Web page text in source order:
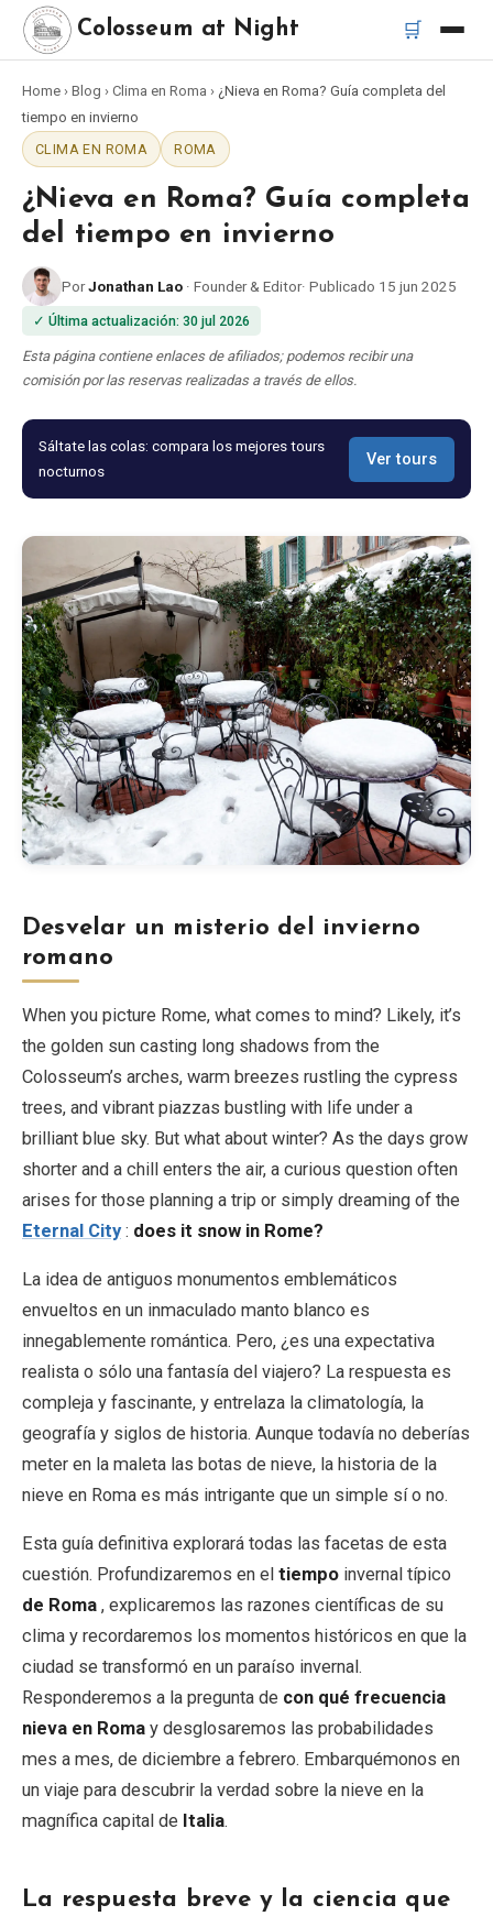
Colosseum at Night 🛒
Inicio
Mejores tours
Mejores tours nocturnos del Coliseo
Mejores tours en Roma
Bus turístico Roma
Catacumbas de Roma
Blog
Tienda
Todos los recuerdos
Posters
T-Shirts
Fridge Magnets
EN DE ES FR IT
Home › Blog › Clima en Roma › ¿Nieva en Roma? Guía completa del
tiempo en invierno
CLIMA EN ROMA
ROMA
¿Nieva en Roma? Guía completa
del tiempo en invierno
PorJonathan Lao · Founder & Editor· Publicado 15 jun 2025
✓ Última actualización: 30 jul 2026
Esta página contiene enlaces de afiliados; podemos recibir una
comisión por las reservas realizadas a través de ellos.
Sáltate las colas: compara los mejores tours
nocturnos
Ver tours
Desvelar un misterio del invierno
romano
When you picture Rome, what comes to mind? Likely, it’s
the golden sun casting long shadows from the
Colosseum’s arches, warm breezes rustling the cypress
trees, and vibrant piazzas bustling with life under a
brilliant blue sky. But what about winter? As the days grow
shorter and a chill enters the air, a curious question often
arises for those planning a trip or simply dreaming of the
Eternal City: does it snow in Rome?
La idea de antiguos monumentos emblemáticos
envueltos en un inmaculado manto blanco es
innegablemente romántica. Pero, ¿es una expectativa
realista o sólo una fantasía del viajero? La respuesta es
compleja y fascinante, y entrelaza la climatología, la
geografía y siglos de historia. Aunque todavía no deberías
meter en la maleta las botas de nieve, la historia de la
nieve en Roma es más intrigante que un simple sí o no.
Esta guía definitiva explorará todas las facetas de esta
cuestión. Profundizaremos en el tiempo invernal típico
de Roma , explicaremos las razones científicas de su
clima y recordaremos los momentos históricos en que la
ciudad se transformó en un paraíso invernal.
Responderemos a la pregunta de con qué frecuencia
nieva en Roma y desglosaremos las probabilidades
mes a mes, de diciembre a febrero. Embarquémonos en
un viaje para descubrir la verdad sobre la nieve en la
magnífica capital de Italia.
La respuesta breve y la ciencia que